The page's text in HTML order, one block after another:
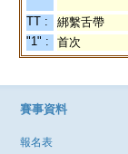
TT : 綁繫舌帶
"1" :
首次
賽事資料
報名表